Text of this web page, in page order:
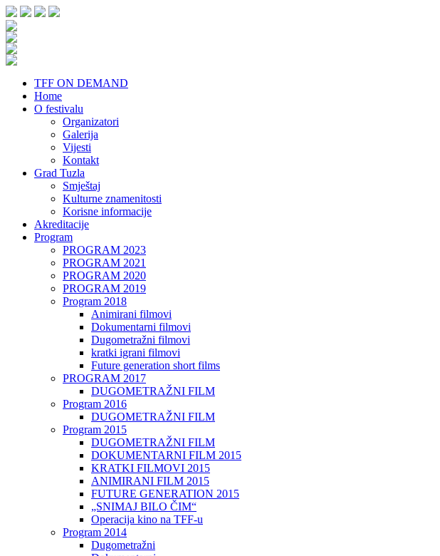
TFF ON DEMAND
Home
O festivalu
Organizatori
Galerija
Vijesti
Kontakt
Grad Tuzla
Smještaj
Kulturne znamenitosti
Korisne informacije
Akreditacije
Program
PROGRAM 2023
PROGRAM 2021
PROGRAM 2020
PROGRAM 2019
Program 2018
Animirani filmovi
Dokumentarni filmovi
Dugometražni filmovi
kratki igrani filmovi
Future generation short films
PROGRAM 2017
DUGOMETRAŽNI FILM
Program 2016
DUGOMETRAŽNI FILM
Program 2015
DUGOMETRAŽNI FILM
DOKUMENTARNI FILM 2015
KRATKI FILMOVI 2015
ANIMIRANI FILM 2015
FUTURE GENERATION 2015
„SNIMAJ BILO ČIM“
Operacija kino na TFF-u
Program 2014
Dugometražni